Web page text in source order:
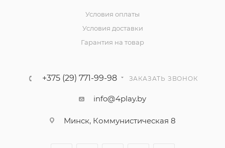
Условия оплаты
Условия доставки
Гарантия на товар
+375 (29) 771-99-98 ЗАКАЗАТЬ ЗВОНОК
info@4play.by
Минск, Коммунистическая 8